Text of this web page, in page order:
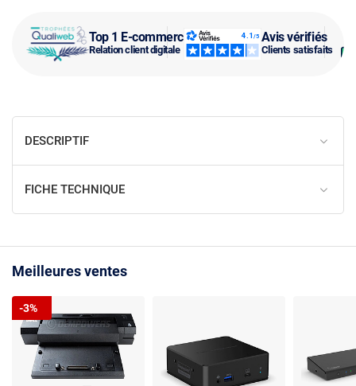
Top 1 E-commerce
Relation client digitale
Avis vérifiés
Clients satisfaits
DESCRIPTIF
FICHE TECHNIQUE
Meilleures ventes
-3%